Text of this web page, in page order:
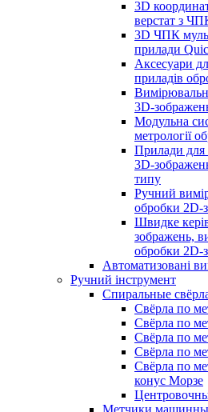
3D
верстат з
3D ЧПК
прилади
Аксесуари
приладів
3D-
Модульна
метрології
Прилади для
3D-
типу
Ручний
обробки 2D-
Швидке
зображень,
обробки 2D-
Автоматизовані
Ручний інструмент
Спиральные
Свёрла по
Свёрла по
Свёрла по
Свёрла по
Свёрла по
конус Морзе
Метчики